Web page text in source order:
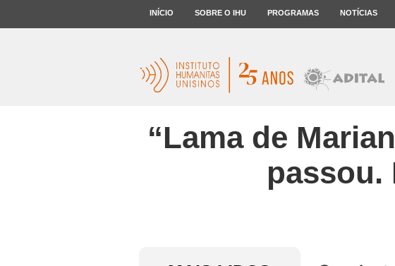
INÍCIO SOBRE O IHU PROGRAMAS NOTÍCIAS
“Lama de
passou.